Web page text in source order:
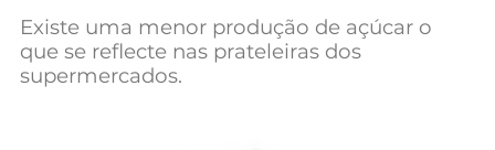
Sociedade
Tecnologia
Existe uma menor produção de açúcar o
que se reflecte nas prateleiras dos
supermercados.